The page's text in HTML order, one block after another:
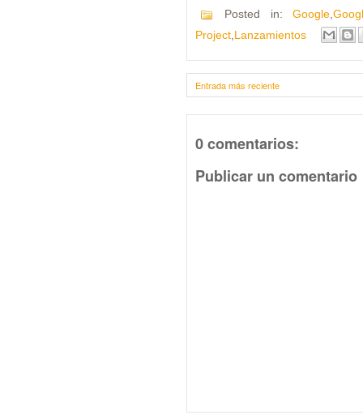
Posted in: Google,
Project Lanzamientos
Entrada más reciente
0 comentarios:
Publicar un comentario